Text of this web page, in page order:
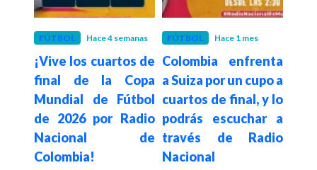
FÚTBOL Hace 4 semanas
¡Vive los cuartos de
final de la Copa
Mundial de Fútbol
de 2026 por Radio
Nacional de
Colombia!
FÚTBOL Hace 1 mes
Colombia enfrenta
a Suiza por un cupo a
cuartos de final, y lo
podrás escuchar a
través de Radio
Nacional